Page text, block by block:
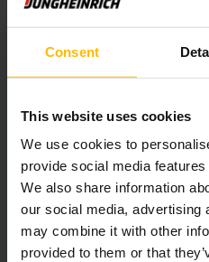
Consent
This website uses cookies
We use cookies to
provide social media
We also share information
our social media, advertising
may combine it with other
provided to them or that
evästeet.
SALLI EVÄSTEET